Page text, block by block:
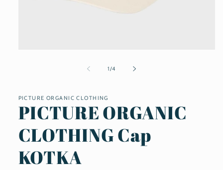
1/von
4
PICTURE ORGANIC CLOTHING
PICTURE ORGANIC
CLOTHING Cap
KOTKA